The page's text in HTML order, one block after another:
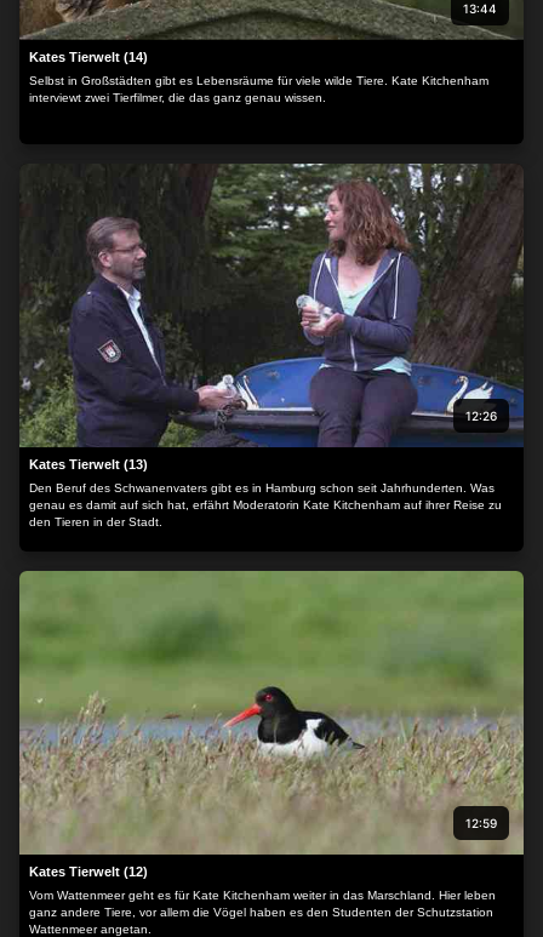
13:44
Kates Tierwelt (14)
Selbst in Großstädten gibt es Lebensräume für viele wilde Tiere. Kate Kitchenham
interviewt zwei Tierfilmer, die das ganz genau wissen.
12:26
Kates Tierwelt (13)
Den Beruf des Schwanenvaters gibt es in Hamburg schon seit Jahrhunderten. Was
genau es damit auf sich hat, erfährt Moderatorin Kate Kitchenham auf ihrer Reise zu
den Tieren in der Stadt.
12:59
Kates Tierwelt (12)
Vom Wattenmeer geht es für Kate Kitchenham weiter in das Marschland. Hier leben
ganz andere Tiere, vor allem die Vögel haben es den Studenten der Schutzstation
Wattenmeer angetan.